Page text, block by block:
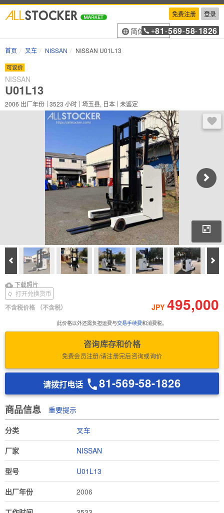
免费注册 登录
简体中文
+81 -569-58-1826
首页 叉车 NISSAN NISSAN U01L13
可议价
NISSAN
U01L13
2006 出厂年份 3523 小时 埼玉县, 日本 未鉴定
登
Prev
下载照片
下载照片
不含税价格 （不含税） JPY 495,000
打开兑换货币
此价格以外还需负担运费与交易手续费和消费税。
咨询库存和价格
免费会员注册/请注册完后咨询或询价
请拨打电话 81-569-58-1826
商品信息 重要提示
分类 叉车
厂家 NISSAN
型号 U01L13
出厂年份 2006